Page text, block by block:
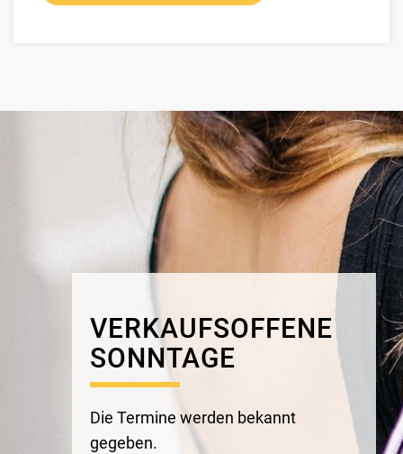
VERKAUFSOFFENE
SONNTAGE
Die Termine werden bekannt
gegeben.